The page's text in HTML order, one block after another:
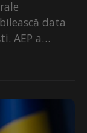
data
AEP a